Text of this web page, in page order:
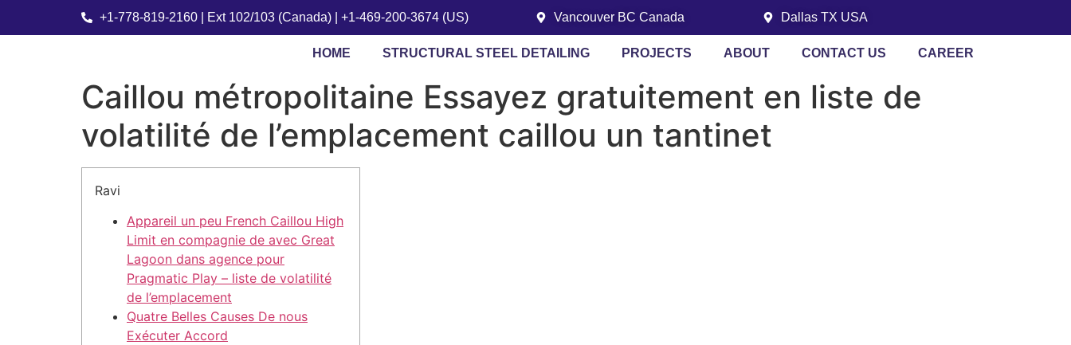
+1-778-819-2160 | Ext 102/103 (Canada) | +1-469-200-3674 (US) Vancouver BC Canada Dallas TX USA
HOME STRUCTURAL STEEL DETAILING PROJECTS ABOUT CONTACT US CAREER
Caillou métropolitaine Essayez gratuitement en liste de
volatilité de l’emplacement caillou un tantinet
Ravi
Appareil un peu French Caillou High
Limit en compagnie de avec Great
Lagoon dans agence pour
Pragmatic Play – liste de volatilité
de l’emplacement
Quatre Belles Causes De nous
Exécuter Accord